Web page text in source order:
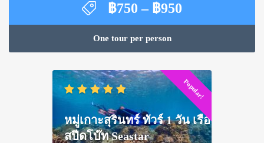
฿750 – ฿950
range:
through
฿950
One tour per person
Popular!
หมู่เกาะสุรินทร์ ทัวร์ 1 วัน เรือ
สปีดโบ๊ท Seastar